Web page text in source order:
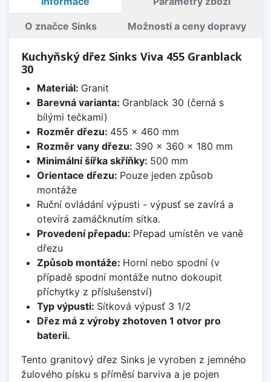
O značce Sinks Možnosti a ceny dopravy
Kuchyňský dřez Sinks Viva 455 Granblack
30
Materiál: Granit
Barevná varianta: Granblack 30 (černá s
bílými tečkami)
Rozměr dřezu: 455 x 460 mm
Rozměr vany dřezu: 390 x 360 x 180 mm
Minimální šířka skříňky: 500 mm
Orientace dřezu: Pouze jeden způsob
montáže
Ruční ovládání výpusti - výpusť se zavírá a
otevírá zamáčknutím sítka.
Provedení přepadu: Přepad umístěn ve vaně
dřezu
Způsob montáže: Horní nebo spodní (v
případě spodní montáže nutno dokoupit
příchytky z příslušenství)
Typ výpusti: Sítková výpusť 3 1/2
Dřez má z výroby zhotoven 1 otvor pro
baterii.
Tento granitový dřez Sinks je vyroben z jemného
žulového písku s příměsí barviva a je pojen